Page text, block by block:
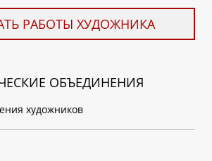
РАБОТЫ ХУДОЖНИКА
ОБЪЕДИНЕНИЯ
художников